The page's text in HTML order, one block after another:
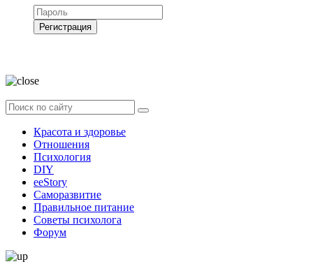
Регистрация
Красота и здоровье
Отношения
Психология
DIY
ееStory
Саморазвитие
Правильное питание
Советы психолога
Форум